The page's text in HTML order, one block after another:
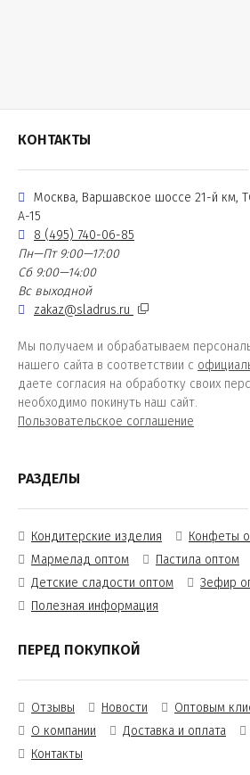
КОНТАКТЫ
Москва, Варшавское шоссе 21-й км,
А-15
8 (495) 740-06-85
Пн—Пт 9:00—17:00
Сб 9:00—14:00
Вс выходной
zakaz@sladrus.ru
Мы получаем и обрабатываем
нашего сайта в соответствии с
даете согласия на обработку своих
необходимо покинуть наш сайт.
Пользовательское соглашение
РАЗДЕЛЫ
Кондитерские изделия
Конфеты
Мармелад оптом
Пастила оптом
Детские сладости оптом
Зефир
Полезная информация
ПЕРЕД ПОКУПКОЙ
Отзывы Новости
Оптовым
О компании
Доставка и оплата
Контакты